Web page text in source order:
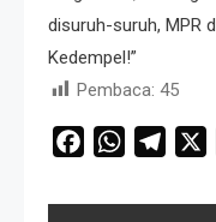
disuruh-suruh, MPR
Kedempel!”
Pembaca: 45
FacebookWhatsApp